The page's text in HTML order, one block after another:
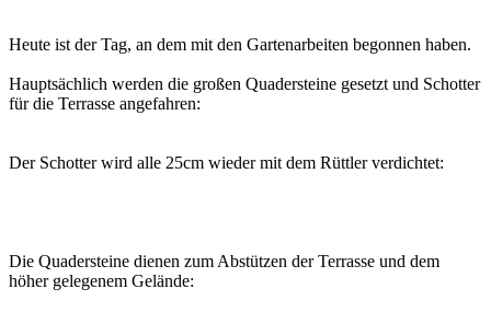
Heute ist der Tag, an dem mit den Gartenarbeiten begonnen haben.
Hauptsächlich werden die großen Quadersteine gesetzt und Schotter
für die Terrasse angefahren:
Der Schotter wird alle 25cm wieder mit dem Rüttler verdichtet:
Die Quadersteine dienen zum Abstützen der Terrasse und dem
höher gelegenem Gelände: